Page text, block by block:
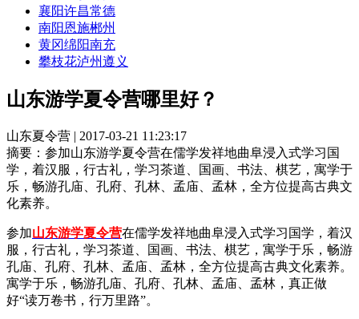
襄阳许昌常德
南阳恩施郴州
黄冈绵阳南充
攀枝花泸州遵义
山东游学夏令营哪里好？
山东夏令营 | 2017-03-21 11:23:17
摘要： 参加山东游学夏令营在儒学发祥地曲阜浸入式学习国
学，着汉服，行古礼，学习茶道、国画、书法、棋艺，寓学于
乐，畅游孔庙、孔府、孔林、孟庙、孟林，全方位提高古典文
化素养。
参加山东游学夏令营在儒学发祥地曲阜浸入式学习国学，着汉
服，行古礼，学习茶道、国画、书法、棋艺，寓学于乐，畅游
孔庙、孔府、孔林、孟庙、孟林，全方位提高古典文化素养。
寓学于乐，畅游孔庙、孔府、孔林、孟庙、孟林，真正做
好“读万卷书，行万里路”。